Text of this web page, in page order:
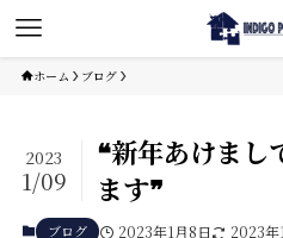
ホーム ブログ
❝新年あけまし
ます❞
2023
1/09
ブログ 2023年1月8日 2023年